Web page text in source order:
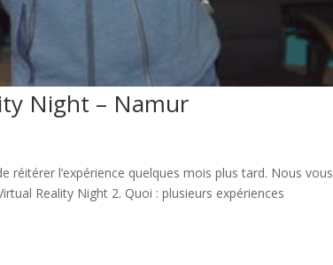
Night – Namur
l’expérience quelques mois plus tard. Nous vous
Reality Night 2. Quoi : plusieurs expériences